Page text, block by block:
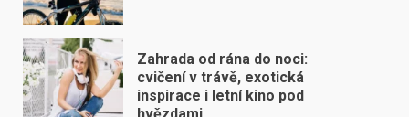
Zahrada od rána do noci:
cvičení v trávě, exotická
inspirace i letní kino pod
hvězdami